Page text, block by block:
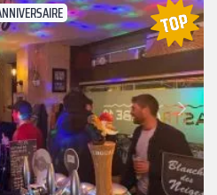
Suivant